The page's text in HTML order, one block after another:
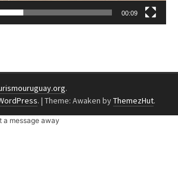
00:09
.
. | Theme: Awaken byThemezHut.
a message away